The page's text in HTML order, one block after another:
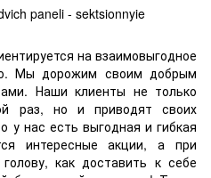
на взаимовыгодное
Мы дорожим своим добрым
Наши клиенты не только
раз, но и приводят своих
у нас есть выгодная и гибкая
интересные акции, а при
как доставить к себе